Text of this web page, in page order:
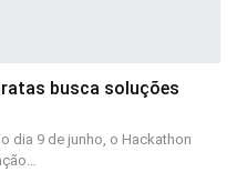
busca soluções
dia 9 de junho, o Hackathon